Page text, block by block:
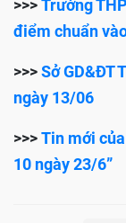
>>>Trường
điểm chuẩn
>>>Sở GD&ĐT
ngày 13/06
>>>Tin mới
10 ngày 23/6”